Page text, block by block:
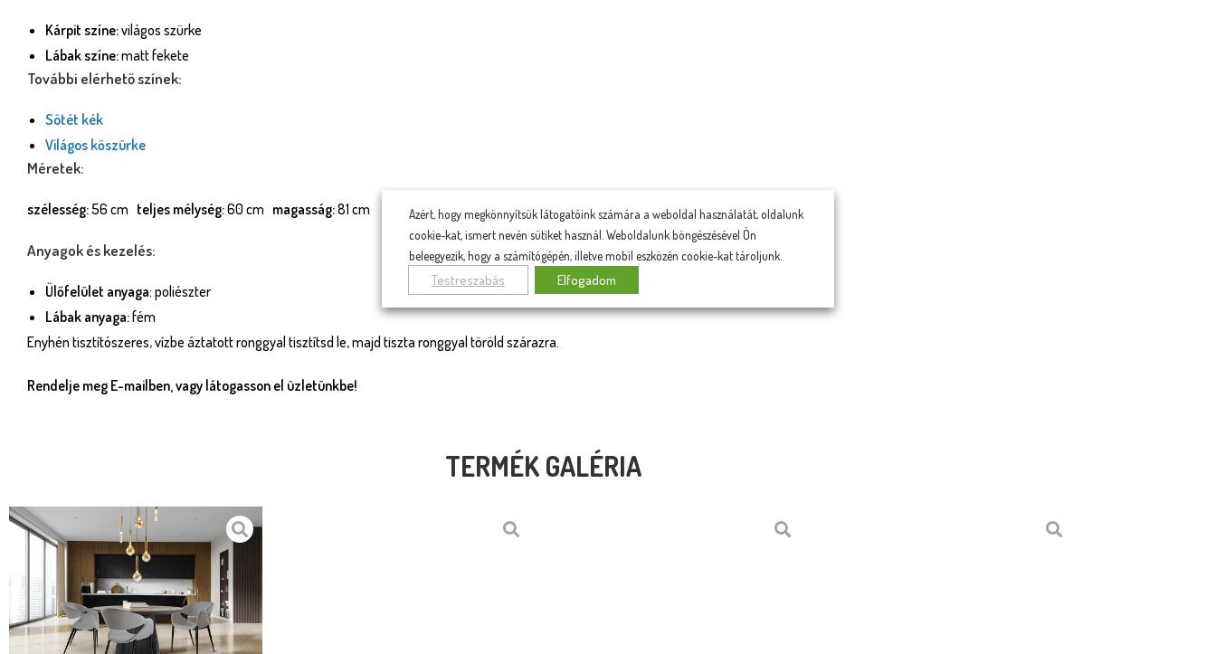
Kárpit színe:világos szürke
Lábak színe:matt fekete
További elérhető színek:
Sötét kék
Világos kőszürke
Méretek:
szélesség:56 cm teljes mélység:60 cm magasság:81 cm
Anyagok és kezelés:
Ülőfelület anyaga: poliészter
Lábak anyaga:fém
Enyhén tisztítószeres, vízbe áztatott ronggyal tisztítsd le, majd tiszta ronggyal töröld szárazra.
Rendelje meg E-mailben, vagy látogasson el üzletünkbe!
TERMÉK GALÉRIA
Azért, hogy megkönnyítsük látogatóink számára a weboldal használatát, oldalunk
cookie-kat, ismert nevén sütiket használ. Weboldalunk böngészésével Ön
beleegyezik, hogy a számítógépén, illetve mobil eszközén cookie-kat tároljunk.
Testreszabás Elfogadom